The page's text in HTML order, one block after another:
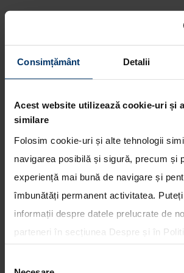
Consimțământ Detalii
Acest website utilizează cookie-uri și
similare
Folosim cookie-uri și alte tehnologii
navigarea posibilă și sigură, precum și
experiență mai bună de navigare și
îmbunătăți permanent activitatea.
informații despre datele prelucrate de
parteneri în secțiunea Despre și în
toate cookie-urile, una sau mai multe
O zi cu succese si
pentru echipa Hyundai
World Rally in Argentina